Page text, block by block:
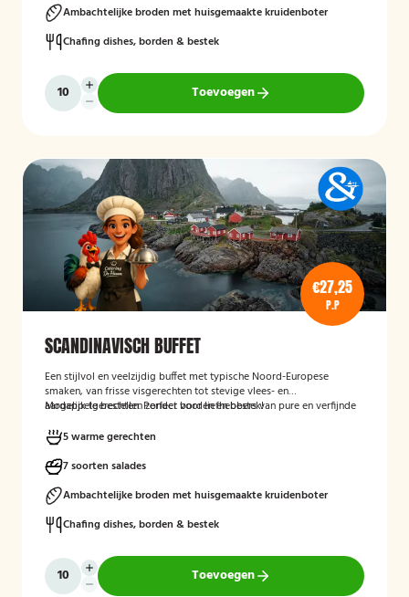
Ambachtelijke broden met huisgemaakte kruidenboter
Chafing dishes, borden & bestek
Toevoegen
€27,25
P.P
SCANDINAVISCH BUFFET
Een stijlvol en veelzijdig buffet met typische Noord-Europese
smaken, van frisse visgerechten tot stevige vlees- en
aardappelgerechten. Perfect voor liefhebbers van pure en verfijnde
Mogelijk te bestellen zonder borden en bestek!
5 warme gerechten
7 soorten salades
Ambachtelijke broden met huisgemaakte kruidenboter
Chafing dishes, borden & bestek
Toevoegen